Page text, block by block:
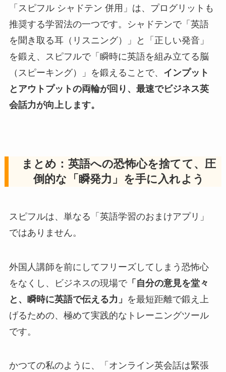
「スピフル シャドテン 併用」は、プログリットも
推奨する学習法の一つです。シャドテンで「英語
を聞き取る耳（リスニング）」と「正しい発音」
を鍛え、スピフルで「瞬時に英語を組み立てる脳
（スピーキング）」を鍛えることで、 インプット
とアウトプットの両輪が回り、最速でビジネス英
会話力が向上します。
まとめ：英語への恐怖心を捨てて、圧
倒的な「瞬発力」を手に入れよう
スピフルは、単なる「英語学習のおまけアプリ」
ではありません。
外国人講師を前にしてフリーズしてしまう恐怖心
をなくし、ビジネスの現場で「自分の意見を堂々
と、瞬時に英語で伝える力」 を最短距離で鍛え上
げるための、極めて実践的なトレーニングツール
です。
かつての私のように、「オンライン英会話は緊張